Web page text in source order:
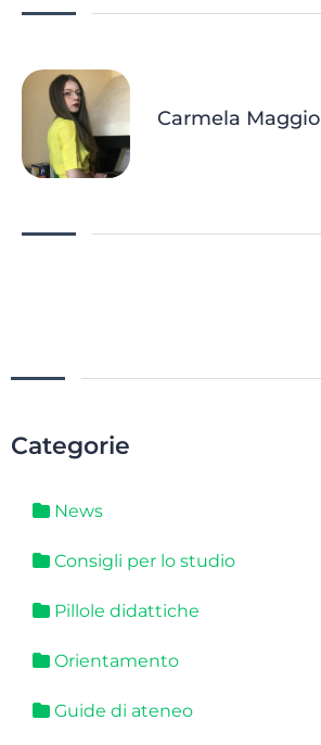
Carmela Maggio
Categorie
News
Consigli per lo studio
Pillole didattiche
Orientamento
Guide di ateneo